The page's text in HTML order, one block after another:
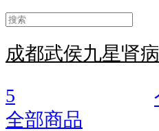
成都武侯九星肾
5
全部商品